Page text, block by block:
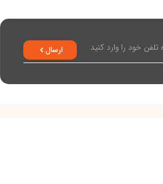
ارسال